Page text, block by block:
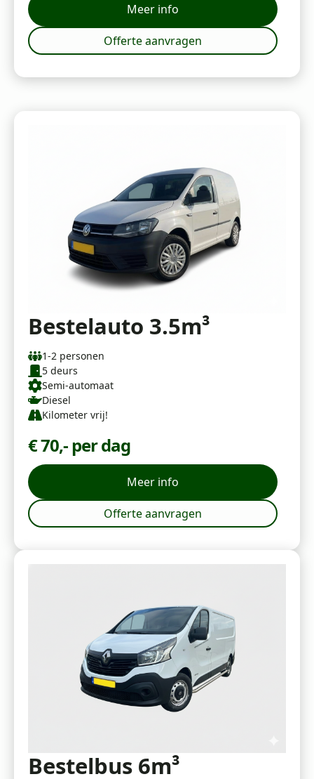
Meer info
Offerte aanvragen
Bestelauto 3.5m³
1-2 personen
5 deurs
Semi-automaat
Diesel
Kilometer vrij!
€ 70,- per dag
Meer info
Offerte aanvragen
Bestelbus 6m³